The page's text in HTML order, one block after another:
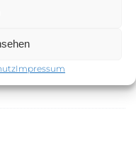
Impressum